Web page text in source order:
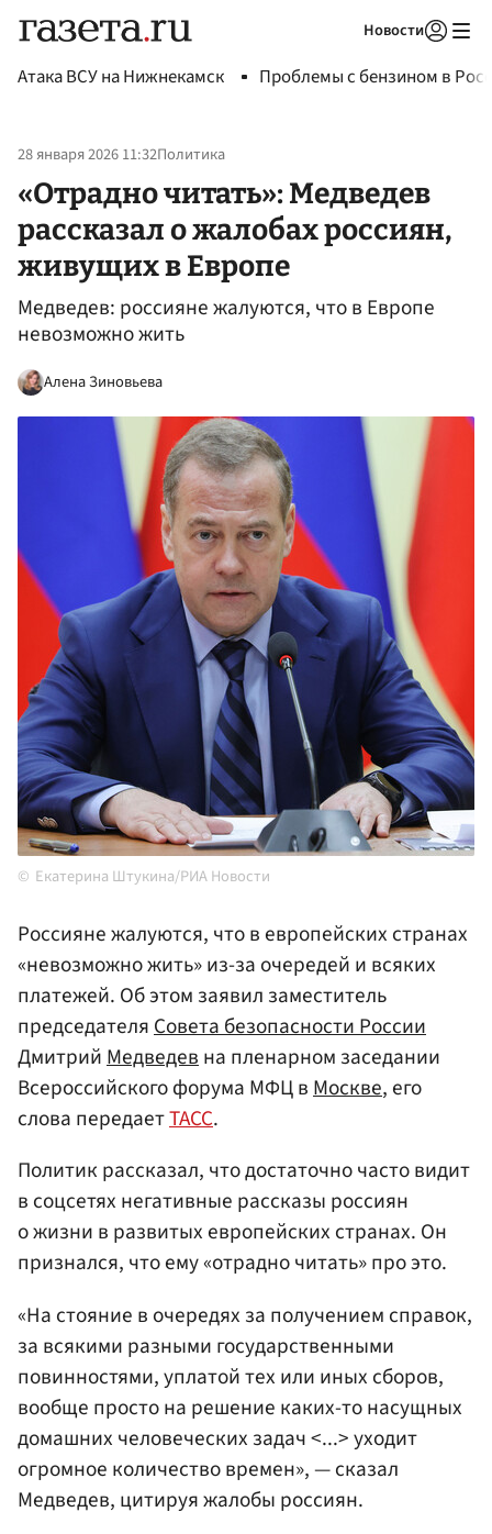
Новости
Атака ВСУ на Нижнекамск Проблемы с бензином в
28 января 2026 11:32Политика
«Отрадно читать»: Медведев
рассказал о жалобах россиян,
живущих в Европе
Медведев: россияне жалуются, что в Европе
невозможно жить
Алена Зиновьева
Екатерина Штукина/РИА Новости
Россияне жалуются, что в европейских странах
«невозможно жить» из-за очередей и всяких
платежей. Об этом заявил заместитель
председателяСовета безопасности России
ДмитрийМедведевна пленарном заседании
Всероссийского форума МФЦ вМоскве, его
слова передаетТАСС.
Политик рассказал, что достаточно часто видит
в соцсетях негативные рассказы россиян
о жизни в развитых европейских странах. Он
признался, что ему «отрадно читать» про это.
«На стояние в очередях за получением справок,
за всякими разными государственными
повинностями, уплатой тех или иных сборов,
вообще просто на решение каких-то насущных
домашних человеческих задач <...> уходит
огромное количество времен», — сказал
Медведев, цитируя жалобы россиян.